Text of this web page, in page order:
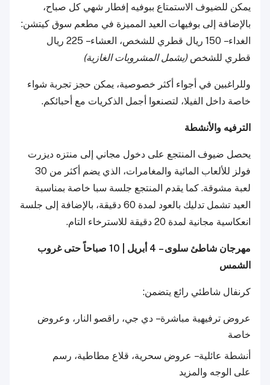
يمكن للضيوف الاستمتاع ببوفيه إفطار شهي كل صباح،
بالإضافة إلى بوفيهات العيد المميزة في مطعم سوق كيتشن:
الغداء – 150 ريال قطري للشخص، العشاء – 225 ريال
قطري للشخص(يشمل المشروبات الغازية)
وللراغبين في أجواء أكثر خصوصية، يمكن حجز تجربة شواء
خاصة داخل الفيلا، لتصنعوا أجمل الذكريات مع أحبائكم.
الترفيه والأنشطة
يحصل ضيوف المنتجع على دخول مجاني إلى منتزه ديزرت
فولز للألعاب المائية والمغامرات، الذي يضم أكثر من 30
لعبة مشوقة. كما يقدم المنتجع جلسة سبا خاصة بمناسبة
العيد تشمل تدليك بالعود لمدة 60 دقيقة، بالإضافة إلى جلسة
انعكاسية مجانية لمدة 20 دقيقة للاسترخاء التام.
مهرجان شاطئ سلوى – 4 أبريل | 10 صباحاً حتى غروب
الشمس
كرنفال شاطئي رائع يتضمن:
عروض ترفيهية مباشرة – دي جي، راقصو النار، وعروض
خاصة
أنشطة عائلية – عروض سحرية، قلاع مطاطية، رسم
على الوجه والمزيد